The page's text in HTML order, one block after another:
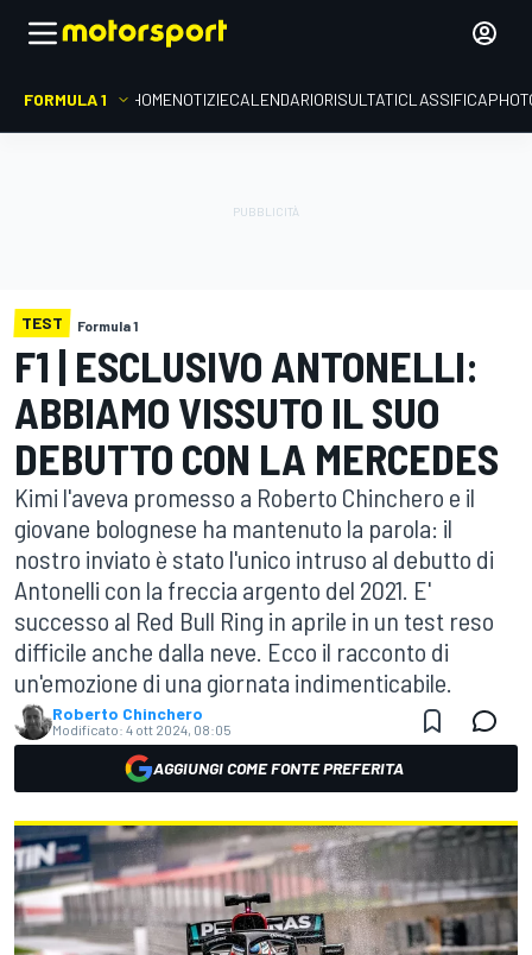
FORMULA 1 HOMENOTIZIECALENDARIORISULTATICLASSIFICA
TEST Formula 1
F1 | ESCLUSIVO ANTONELLI:
ABBIAMO VISSUTO IL SUO
DEBUTTO CON LA MERCEDES
Kimi l'aveva promesso a Roberto Chinchero e il
giovane bolognese ha mantenuto la parola: il
nostro inviato è stato l'unico intruso al debutto di
Antonelli con la freccia argento del 2021. E'
successo al Red Bull Ring in aprile in un test reso
difficile anche dalla neve. Ecco il racconto di
un'emozione di una giornata indimenticabile.
Roberto Chinchero
Modificato: 4 ott 2024, 08:05
AGGIUNGI COME FONTE PREFERITA